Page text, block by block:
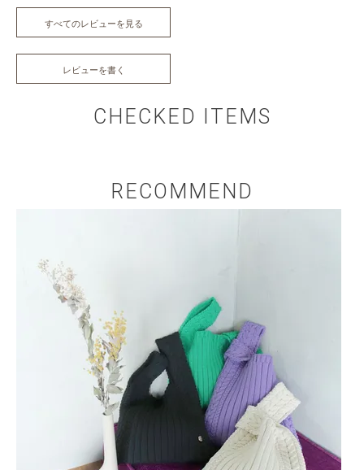
すべてのレビューを見る
レビューを書く
CHECKED ITEMS
RECOMMEND